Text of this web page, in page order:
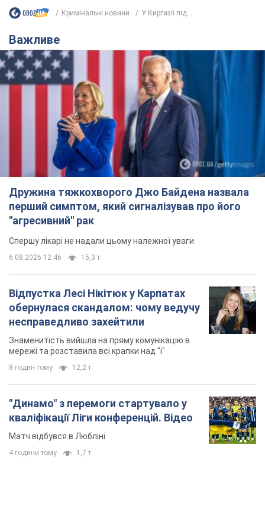
Кримінальні новини У Киргизії під...
Важливе
Дружина тяжкохворого Джо Байдена назвала
перший симптом, який сигналізував про його
"агресивний" рак
Спершу лікарі не надали цьому належної уваги
6.08.2026 12:46 15,3 т.
Відпустка Лесі Нікітюк у Карпатах
обернулася скандалом: чому ведучу
несправедливо захейтили
Знаменитість вийшла на пряму комунікацію в
мережі та розставила всі крапки над "і"
8 годин тому 12,2 т.
"Динамо" з перемоги стартувало у
кваліфікації Ліги конференцій. Відео
Матч відбувся в Любліні
4 години тому 1,7 т.